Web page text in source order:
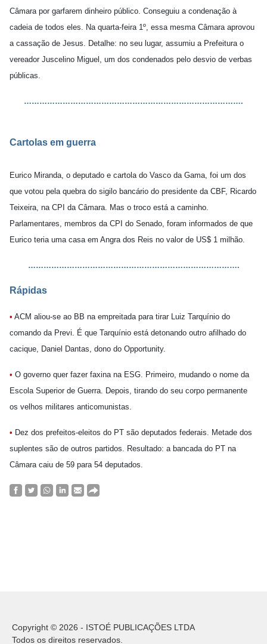
Câmara por garfarem dinheiro público. Conseguiu a condenação à
cadeia de todos eles. Na quarta-feira 1º, essa mesma Câmara aprovou
a cassação de Jesus. Detalhe: no seu lugar, assumiu a Prefeitura o
vereador Juscelino Miguel, um dos condenados pelo desvio de verbas
públicas.
………………………………………………………………………….
Cartolas em guerra
Eurico Miranda, o deputado e cartola do Vasco da Gama, foi um dos
que votou pela quebra do sigilo bancário do presidente da CBF, Ricardo
Teixeira, na CPI da Câmara. Mas o troco está a caminho.
Parlamentares, membros da CPI do Senado, foram informados de que
Eurico teria uma casa em Angra dos Reis no valor de US$ 1 milhão.
……………………………………………………………………….
Rápidas
• ACM aliou-se ao BB na empreitada para tirar Luiz Tarquínio do
comando da Previ. É que Tarquínio está detonando outro afilhado do
cacique, Daniel Dantas, dono do Opportunity.
• O governo quer fazer faxina na ESG. Primeiro, mudando o nome da
Escola Superior de Guerra. Depois, tirando do seu corpo permanente
os velhos militares anticomunistas.
• Dez dos prefeitos-eleitos do PT são deputados federais. Metade dos
suplentes são de outros partidos. Resultado: a bancada do PT na
Câmara caiu de 59 para 54 deputados.
Copyright © 2026 - ISTOÉ PUBLICAÇÕES LTDA
Todos os direitos reservados.